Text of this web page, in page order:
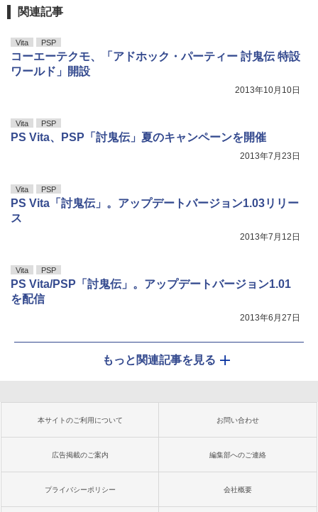
関連記事
Vita PSP
コーエーテクモ、「アドホック・パーティー 討鬼伝 特設
ワールド」開設
2013年10月10日
Vita PSP
PS Vita、PSP「討鬼伝」夏のキャンペーンを開催
2013年7月23日
Vita PSP
PS Vita「討鬼伝」。アップデートバージョン1.03リリー
ス
2013年7月12日
Vita PSP
PS Vita/PSP「討鬼伝」。アップデートバージョン1.01
を配信
2013年6月27日
もっと関連記事を見る
本サイトのご利用について お問い合わせ
広告掲載のご案内 編集部へのご連絡
プライバシーポリシー 会社概要